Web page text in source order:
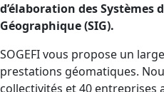
d’élaboration des Systèmes
Géographique (SIG).
SOGEFI vous propose un
prestations géomatiques.
collectivités et 40 entreprises